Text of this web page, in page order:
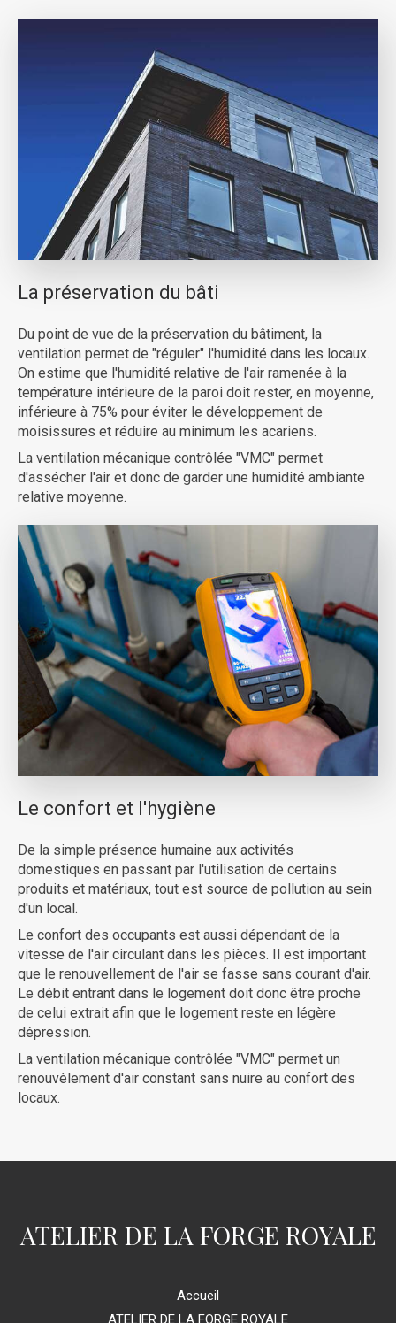
La préservation du bâti
Du point de vue de la préservation du bâtiment, la
ventilation permet de "réguler" l'humidité dans les locaux.
On estime que l'humidité relative de l'air ramenée à la
température intérieure de la paroi doit rester, en moyenne,
inférieure à 75% pour éviter le développement de
moisissures et réduire au minimum les acariens.
La ventilation mécanique contrôlée "VMC" permet
d'assécher l'air et donc de garder une humidité ambiante
relative moyenne.
Le confort et l'hygiène
De la simple présence humaine aux activités
domestiques en passant par l'utilisation de certains
produits et matériaux, tout est source de pollution au sein
d'un local.
Le confort des occupants est aussi dépendant de la
vitesse de l'air circulant dans les pièces. Il est important
que le renouvellement de l'air se fasse sans courant d'air.
Le débit entrant dans le logement doit donc être proche
de celui extrait afin que le logement reste en légère
dépression.
La ventilation mécanique contrôlée "VMC" permet un
renouvèlement d'air constant sans nuire au confort des
locaux.
ATELIER DE LA FORGE ROYALE
Accueil
ATELIER DE LA FORGE ROYALE